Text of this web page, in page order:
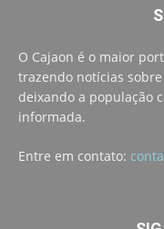
O Cajaon é o maior
trazendo notícias
deixando a população
informada.
Entre em contato: